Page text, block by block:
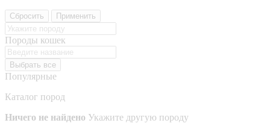
Сбросить Применить
Породы кошек
Выбрать все
Популярные
Каталог пород
Ничего не найдено Укажите другую породу